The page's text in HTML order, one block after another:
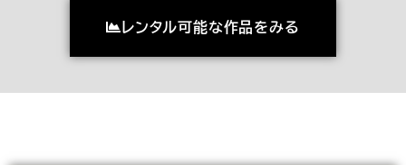
レンタル可能な作品をみる